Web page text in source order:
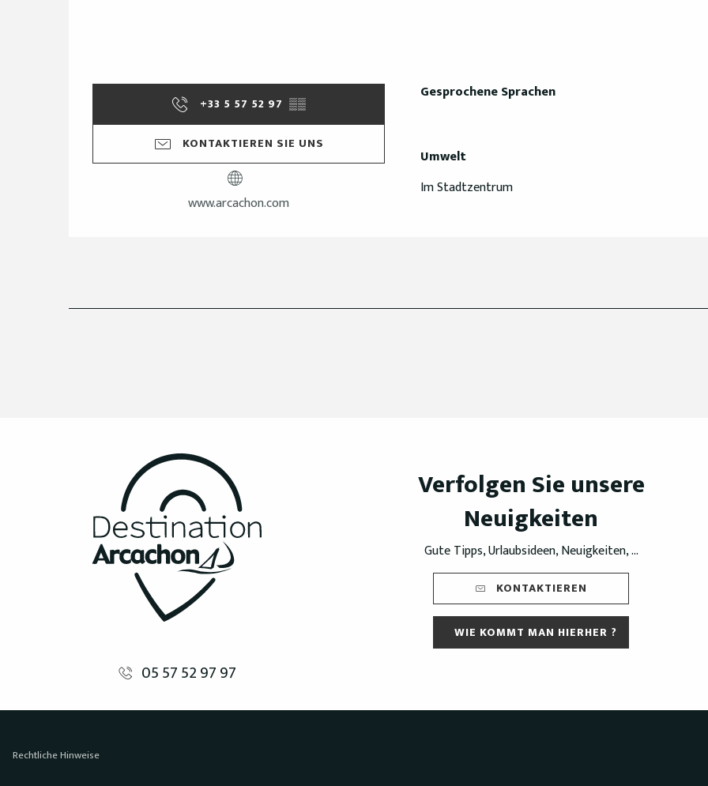
+33 5 57 52 97 ▒▒
KONTAKTIEREN SIE UNS
www.arcachon.com
Gesprochene Sprachen
Gesprochene Sprachen
Umwelt
Umwelt
Im Stadtzentrum
05 57 52 97 97
Verfolgen Sie unsere
Neuigkeiten
Gute Tipps, Urlaubsideen, Neuigkeiten, ...
KONTAKTIEREN
WIE KOMMT MAN HIERHER ?
Rechtliche Hinweise